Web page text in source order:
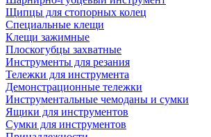
Щипцы для стопорных колец
Специальные клещи
Клещи зажимные
Плоскогубцы захватные
Инструменты для резания
Тележки для инструмента
Демонстрационные тележки
Инструментальные чемоданы и сумки
Ящики для инструментов
Сумки для инструментов